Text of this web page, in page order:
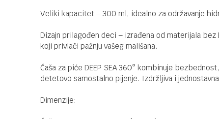
Veliki kapacitet – 300 ml, idealno za održavanje
Dizajn prilagođen deci – izrađena od materijala
koji privlači pažnju vašeg mališana.
Čaša za piće DEEP SEA 360° kombinuje
detetovo samostalno pijenje. Izdržljiva i
Dimenzije: